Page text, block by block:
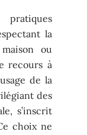
la
ou
recours à
de la
des
s’inscrit
choix ne